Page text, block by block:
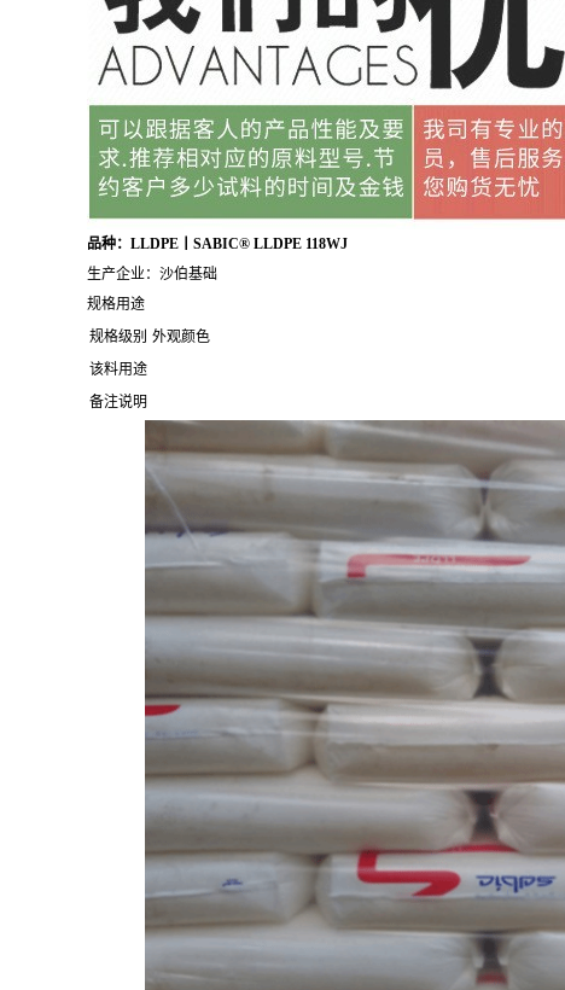
品种：LLDPE丨SABIC® LLDPE 118WJ
生产企业：沙伯基础
规格用途
规格级别 外观颜色
该料用途
备注说明